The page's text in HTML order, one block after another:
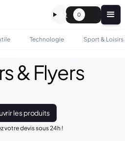
0
Technologie Sport & Loisirs
& Flyers
les produits
votre devis sous 24h !